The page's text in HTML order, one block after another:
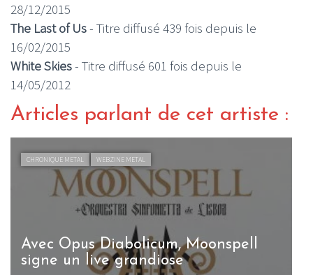
28/12/2015
The Last of Us- Titre diffusé 439 fois depuis le
16/02/2015
White Skies- Titre diffusé 601 fois depuis le
14/05/2012
Articles parlant de cet artiste :
CHRONIQUE METAL WEBZINE METAL
Avec Opus Diabolicum, Moonspell
signe un live grandiose